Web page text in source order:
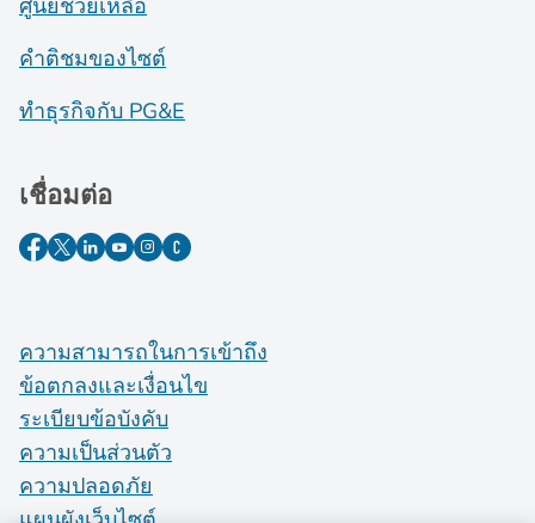
คำติชมของไซต์
ทำธุรกิจกับ PG&E
เชื่อมต่อ
ความสามารถในการเข้าถึง
ข้อตกลงและเงื่อนไข
ระเบียบข้อบังคับ
ความเป็นส่วนตัว
ความปลอดภัย